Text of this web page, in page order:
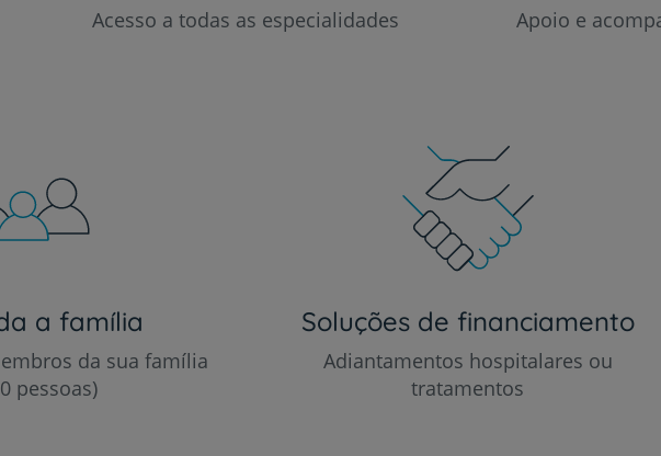
Acesso a todas as especialidades
Apoio e
a família
da sua família
pessoas)
Soluções de financiamento
Adiantamentos hospitalares ou
tratamentos